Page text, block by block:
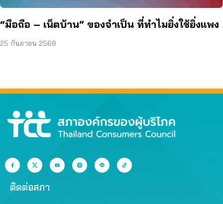
“มือถือ – เน็ตบ้าน” ของจำเป็น ที่ทำไมยิ่งใช้ยิ่งแพง
25 กันยายน 2568
ติดต่อสภา